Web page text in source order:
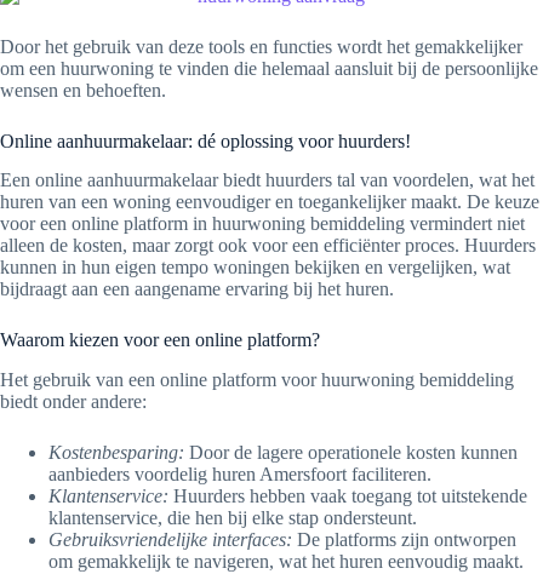
Door het gebruik van deze tools en functies wordt het gemakkelijker
om een huurwoning te vinden die helemaal aansluit bij de persoonlijke
wensen en behoeften.
Online aanhuurmakelaar: dé oplossing voor huurders!
Een online aanhuurmakelaar biedt huurders tal van voordelen, wat het
huren van een woning eenvoudiger en toegankelijker maakt. De keuze
voor een online platform in huurwoning bemiddeling vermindert niet
alleen de kosten, maar zorgt ook voor een efficiënter proces. Huurders
kunnen in hun eigen tempo woningen bekijken en vergelijken, wat
bijdraagt aan een aangename ervaring bij het huren.
Waarom kiezen voor een online platform?
Het gebruik van een online platform voor huurwoning bemiddeling
biedt onder andere:
Kostenbesparing: Door de lagere operationele kosten kunnen
aanbieders voordelig huren Amersfoort faciliteren.
Klantenservice: Huurders hebben vaak toegang tot uitstekende
klantenservice, die hen bij elke stap ondersteunt.
Gebruiksvriendelijke interfaces: De platforms zijn ontworpen
om gemakkelijk te navigeren, wat het huren eenvoudig maakt.